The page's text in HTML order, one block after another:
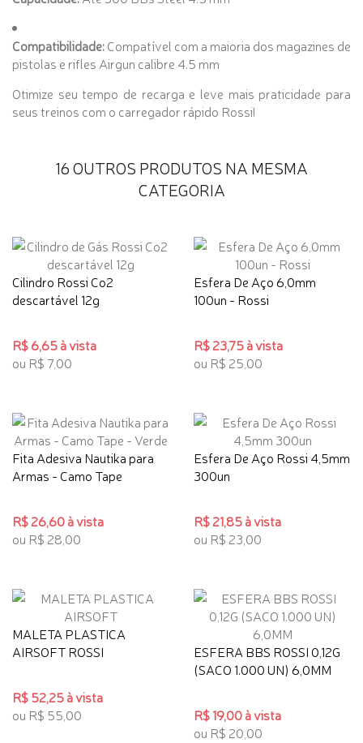
Compatibilidade:Compatível com a maioria dos magazines de
pistolas e rifles Airgun calibre 4.5 mm
Otimize seu tempo de recarga e leve mais praticidade para
seus treinos com o carregador rápido Rossi!
16 OUTROS PRODUTOS NA MESMA
CATEGORIA
Cilindro Rossi Co2
descartável 12g
R$ 6,65 à vista
ou R$ 7,00
Esfera De Aço 6,0mm
100un - Rossi
R$ 23,75 à vista
ou R$ 25,00
Fita Adesiva Nautika para
Armas - Camo Tape
R$ 26,60 à vista
ou R$ 28,00
Esfera De Aço Rossi 4,5mm
300un
R$ 21,85 à vista
ou R$ 23,00
MALETA PLASTICA
AIRSOFT ROSSI
R$ 52,25 à vista
ou R$ 55,00
ESFERA BBS ROSSI 0,12G
(SACO 1.000 UN) 6,0MM
R$ 19,00 à vista
ou R$ 20,00